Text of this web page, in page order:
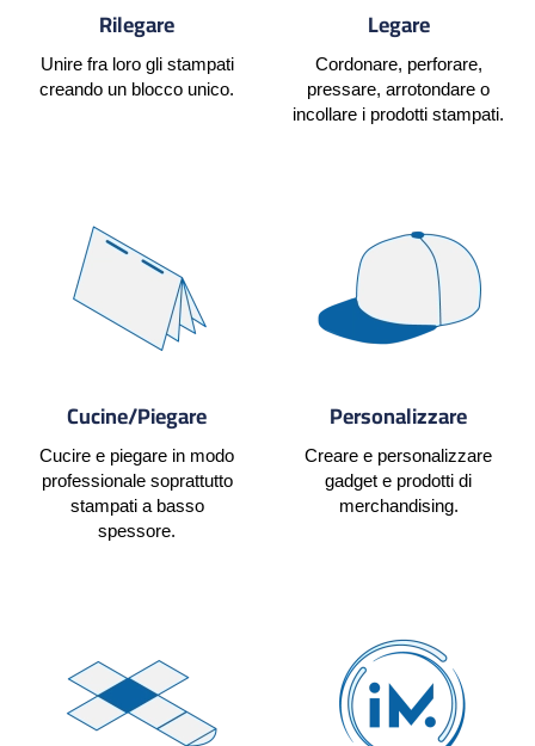
Rilegare
Unire fra loro gli stampati
creando un blocco unico.
Legare
Cordonare, perforare,
pressare, arrotondare o
incollare i prodotti stampati.
Cucine/Piegare
Cucire e piegare in modo
professionale soprattutto
stampati a basso
spessore.
Personalizzare
Creare e personalizzare
gadget e prodotti di
merchandising.